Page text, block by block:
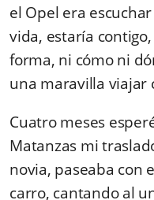
el Opel era
vida, estaría
forma, ni cómo ni
una maravilla viajar
Cuatro meses
Matanzas mi
novia, paseaba con
carro, cantando al